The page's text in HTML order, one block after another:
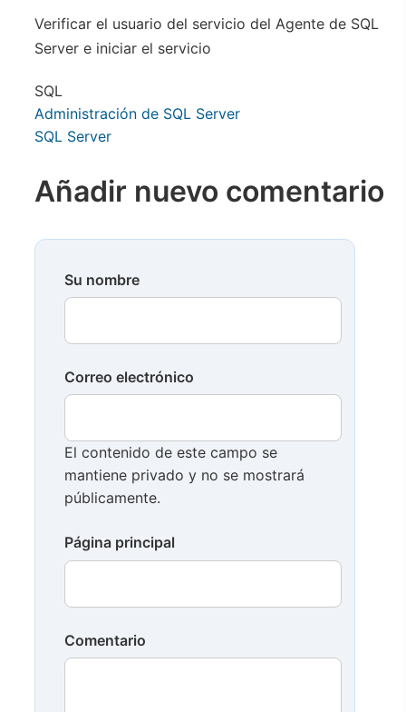
Verificar el usuario del servicio del Agente de SQL
Server e iniciar el servicio
SQL
Administración de SQL Server
SQL Server
Añadir nuevo comentario
Su nombre
Correo electrónico
El contenido de este campo se
mantiene privado y no se mostrará
públicamente.
Página principal
Comentario